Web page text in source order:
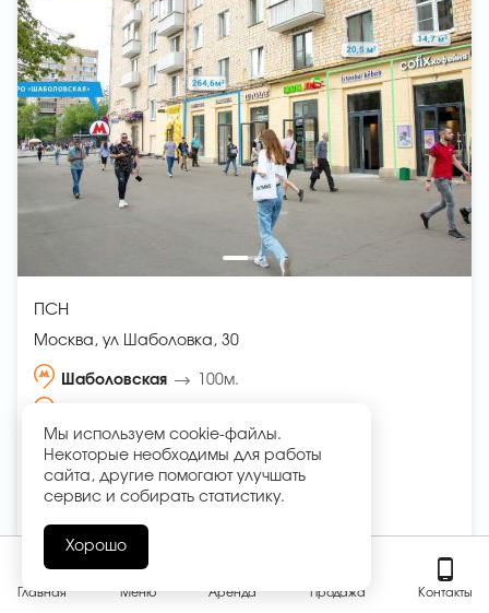
ПСН
Москва, ул Шаболовка, 30
Шаболовская 100м.
52 м
117 000 000 ₽
2 250 000 ₽ зам
Главная Меню Аренда Продажа Контакты
Мы используем cookie-файлы.
Некоторые необходимы для работы
сайта, другие помогают улучшать
сервис и собирать статистику.
Хорошо